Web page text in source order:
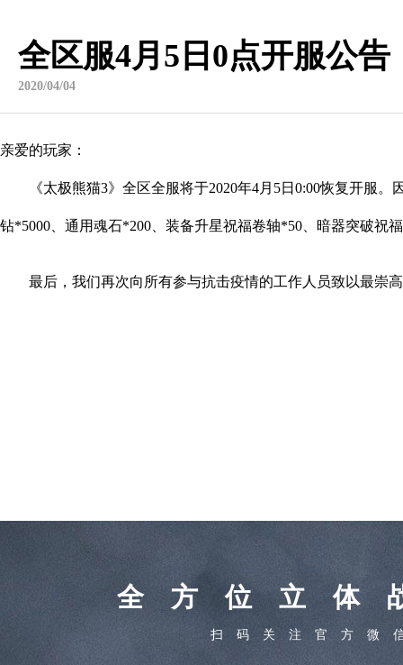
全区服4月5日0点开服公告
2020/04/04
亲爱的玩家：
《太极熊猫3》全区全服将于2020年4月5日0:00恢复开服。
钻*5000、通用魂石*200、装备升星祝福卷轴*50、暗器突破祝
最后，我们再次向所有参与抗击疫情的工作人员致以最崇
全方位立体
扫码关注官方